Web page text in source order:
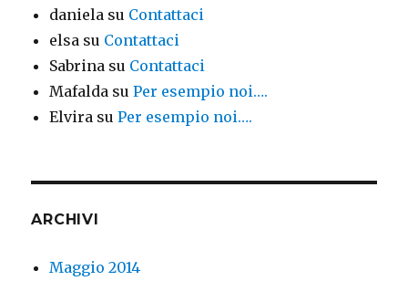
daniela su Contattaci
elsa su Contattaci
Sabrina su Contattaci
Mafalda suPer esempio noi….
Elvira suPer esempio noi….
ARCHIVI
Maggio 2014